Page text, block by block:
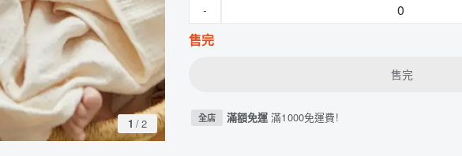
1 /2
-
售完
售完
全店 滿額免運滿1000免運費!